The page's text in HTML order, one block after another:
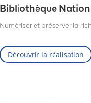
Bibliothèque
Numériser et préserver la
Découvrir la réalisation